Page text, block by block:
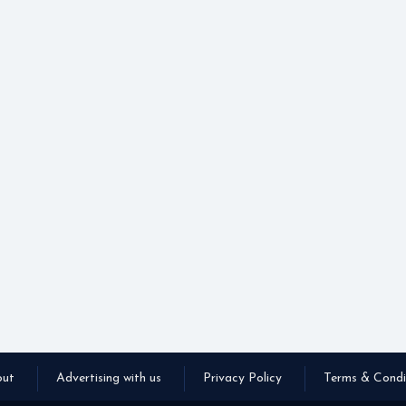
Advertising with us Privacy Policy Terms &